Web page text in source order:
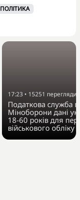
ПОЛІТИКА
17:23 • 15251 перегляди
Податкова служба
Міноборони дані
18-60 років для
військового обліку